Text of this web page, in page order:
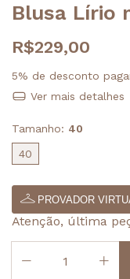
Blusa Lírio
R$229,00
5% de desconto
Ver mais detalhes
Tamanho: 40
40
PROVADOR
Atenção, última